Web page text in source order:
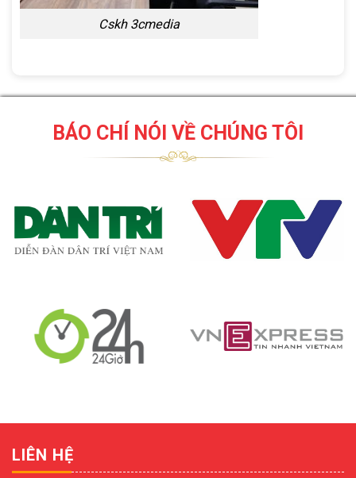
Cskh 3cmedia
BÁO CHÍ NÓI VỀ CHÚNG TÔI
LIÊN HỆ